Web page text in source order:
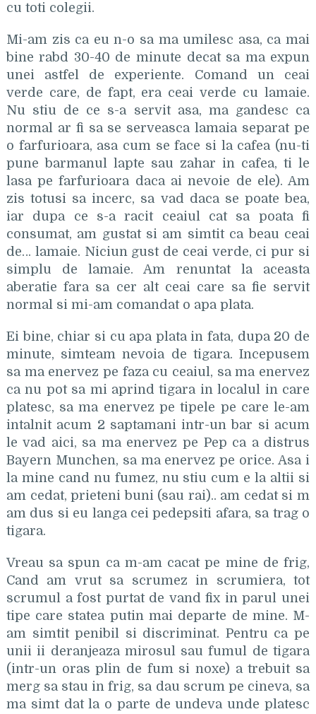
cu toti colegii.
Mi-am zis ca eu n-o sa ma umilesc asa, ca mai
bine rabd 30-40 de minute decat sa ma expun
unei astfel de experiente. Comand un ceai
verde care, de fapt, era ceai verde cu lamaie.
Nu stiu de ce s-a servit asa, ma gandesc ca
normal ar fi sa se serveasca lamaia separat pe
o farfurioara, asa cum se face si la cafea (nu-ti
pune barmanul lapte sau zahar in cafea, ti le
lasa pe farfurioara daca ai nevoie de ele). Am
zis totusi sa incerc, sa vad daca se poate bea,
iar dupa ce s-a racit ceaiul cat sa poata fi
consumat, am gustat si am simtit ca beau ceai
de… lamaie. Niciun gust de ceai verde, ci pur si
simplu de lamaie. Am renuntat la aceasta
aberatie fara sa cer alt ceai care sa fie servit
normal si mi-am comandat o apa plata.
Ei bine, chiar si cu apa plata in fata, dupa 20 de
minute, simteam nevoia de tigara. Incepusem
sa ma enervez pe faza cu ceaiul, sa ma enervez
ca nu pot sa mi aprind tigara in localul in care
platesc, sa ma enervez pe tipele pe care le-am
intalnit acum 2 saptamani intr-un bar si acum
le vad aici, sa ma enervez pe Pep ca a distrus
Bayern Munchen, sa ma enervez pe orice. Asa i
la mine cand nu fumez, nu stiu cum e la altii si
am cedat, prieteni buni (sau rai).. am cedat si m
am dus si eu langa cei pedepsiti afara, sa trag o
tigara.
Vreau sa spun ca m-am cacat pe mine de frig,
Cand am vrut sa scrumez in scrumiera, tot
scrumul a fost purtat de vand fix in parul unei
tipe care statea putin mai departe de mine. M-
am simtit penibil si discriminat. Pentru ca pe
unii ii deranjeaza mirosul sau fumul de tigara
(intr-un oras plin de fum si noxe) a trebuit sa
merg sa stau in frig, sa dau scrum pe cineva, sa
ma simt dat la o parte de undeva unde platesc